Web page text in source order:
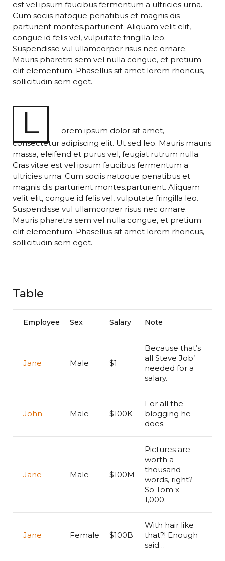
est vel ipsum faucibus fermentum a ultricies urna.
Cum sociis natoque penatibus et magnis dis
parturient montes.parturient. Aliquam velit elit,
congue id felis vel, vulputate fringilla leo.
Suspendisse vul ullamcorper risus nec ornare.
Mauris pharetra sem vel nulla congue, et pretium
elit elementum. Phasellus sit amet lorem rhoncus,
sollicitudin sem eget.
L
orem ipsum dolor sit amet,
consectetur adipiscing elit. Ut sed leo. Mauris mauris
massa, eleifend et purus vel, feugiat rutrum nulla.
Cras vitae est vel ipsum faucibus fermentum a
ultricies urna. Cum sociis natoque penatibus et
magnis dis parturient montes.parturient. Aliquam
velit elit, congue id felis vel, vulputate fringilla leo.
Suspendisse vul ullamcorper risus nec ornare.
Mauris pharetra sem vel nulla congue, et pretium
elit elementum. Phasellus sit amet lorem rhoncus,
sollicitudin sem eget.
Table
Employee Sex Salary Note
Jane Male $1
Because that’s
all Steve Job’
needed for a
salary.
John Male $100K
For all the
blogging he
does.
Jane Male $100M
Pictures are
worth a
thousand
words, right?
So Tom x
1,000.
Jane Female $100B
With hair like
that?! Enough
said…